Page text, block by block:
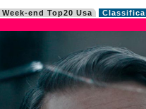
Week-end Top20 Usa